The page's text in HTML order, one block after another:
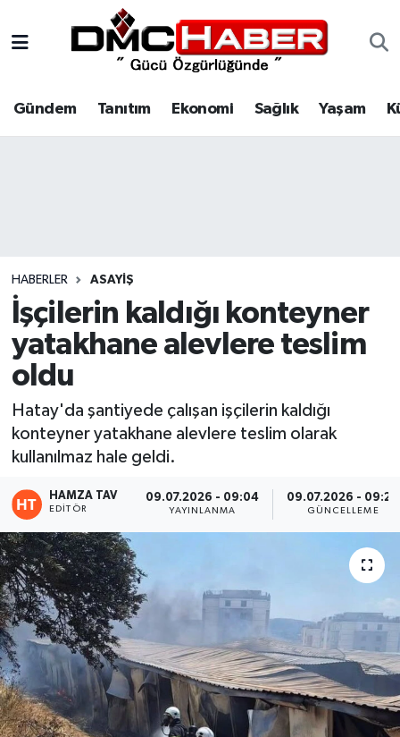
Gündem Tanıtım Ekonomi Sağlık Yaşam
HABERLER ASAYIŞ
İşçilerin kaldığı konteyner
yatakhane alevlere teslim
oldu
Hatay'da şantiyede çalışan işçilerin kaldığı
konteyner yatakhane alevlere teslim olarak
kullanılmaz hale geldi.
HAMZA TAV
EDITÖR
09.07.2026 - 09:04
YAYINLANMA
09.07.2026 - 09:26
GÜNCELLEME
Tanıtım
Spor
Siyaset
Eğitim
Resmi İlan
Nöbetçi Eczaneler
Hava Durumu
Haber Arşivi